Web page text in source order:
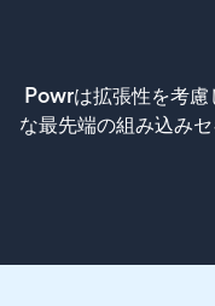
Powrは拡張性を考
な最先端の組み込み